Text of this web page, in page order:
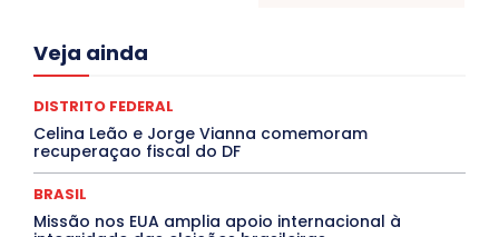
Veja ainda
Acre
Congressuanas & Esplanadumas
Covid-19
Crônica Política
Cultura e Tal
DANÇA Dengue
DESTAQUE BRASIL
DESTAQUE DF
DESTAQUES OUTROS
ELEIÇÕES
EMPREGO E OPORTUNIDADES
DISTRITO FEDERAL
Celina Leão e Jorge Vianna comemoram
recuperaçao fiscal do DF
BRASIL
Missão nos EUA amplia apoio internacional à